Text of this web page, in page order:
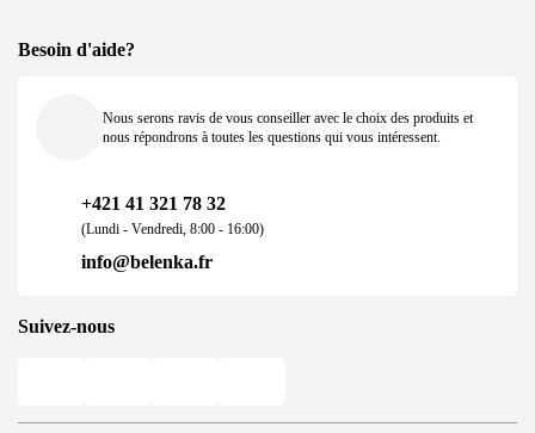
Besoin d'aide?
Nous serons ravis de vous conseiller avec le choix des produits et
nous répondrons à toutes les questions qui vous intéressent.
+421 41 321 78 32
(Lundi - Vendredi, 8:00 - 16:00)
info@belenka.fr
Suivez-nous